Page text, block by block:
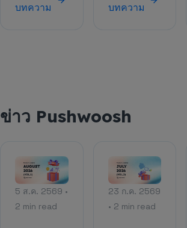
บทความ
บทความ
ข่าว Pushwoosh
5 ส.ค. 2569 •
2 min read
23 ก.ค. 2569
• 2 min read